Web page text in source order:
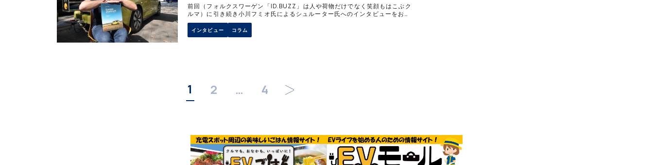
前回（フォルクスワーゲン「ID.BUZZ」は人や荷物だけでなく笑顔もはこぶク
ルマ）に引き続き小川フミオ氏によるシュルーター氏へのインタビューをお届
けする。 彼とID.BUZZの夢はヨーロッパを飛び出していた。 &nbsp
インタビュー コラム
1 2 … 4